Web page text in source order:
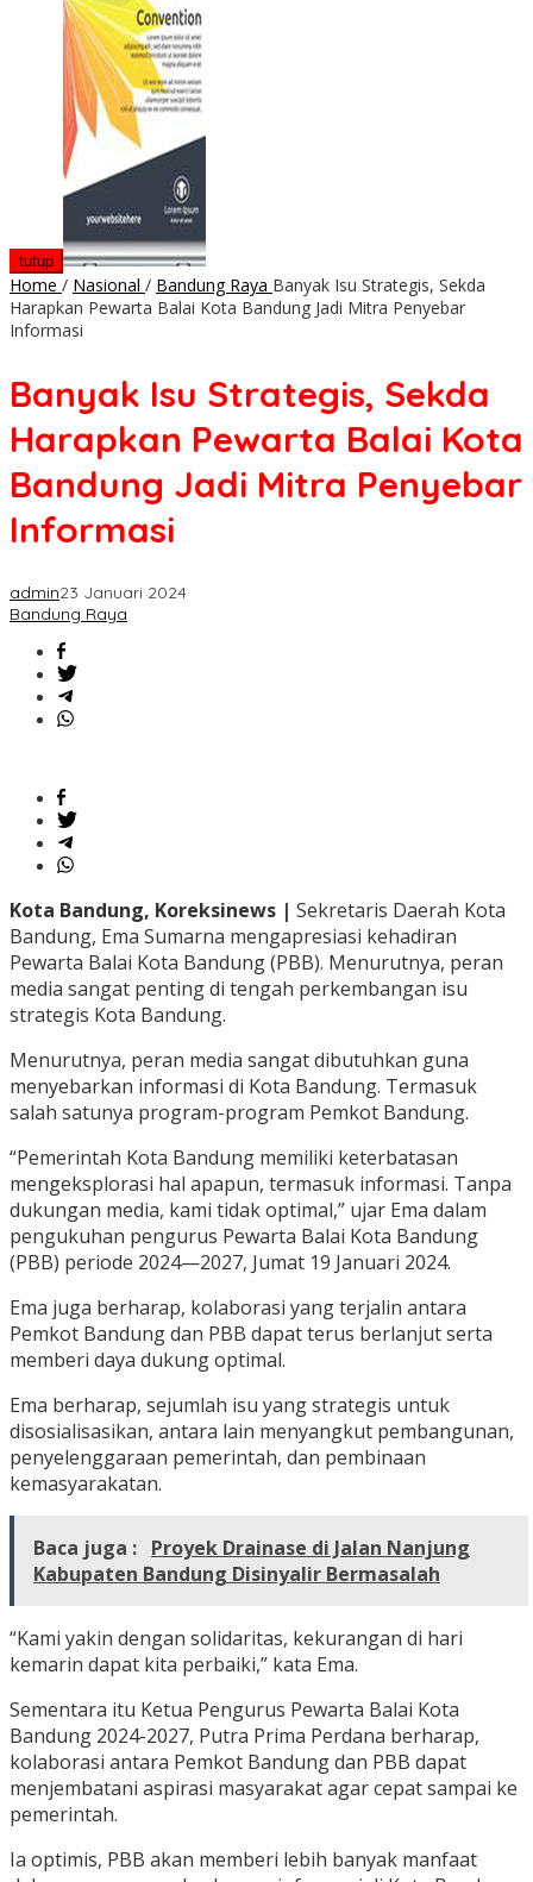
tutup
Home / Nasional / Bandung Raya Banyak Isu Strategis, Sekda
Harapkan Pewarta Balai Kota Bandung Jadi Mitra Penyebar
Informasi
Banyak Isu Strategis, Sekda
Harapkan Pewarta Balai Kota
Bandung Jadi Mitra Penyebar
Informasi
admin23 Januari 2024
Bandung Raya
Kota Bandung, Koreksinews | Sekretaris Daerah Kota
Bandung, Ema Sumarna mengapresiasi kehadiran
Pewarta Balai Kota Bandung (PBB). Menurutnya, peran
media sangat penting di tengah perkembangan isu
strategis Kota Bandung.
Menurutnya, peran media sangat dibutuhkan guna
menyebarkan informasi di Kota Bandung. Termasuk
salah satunya program-program Pemkot Bandung.
“Pemerintah Kota Bandung memiliki keterbatasan
mengeksplorasi hal apapun, termasuk informasi. Tanpa
dukungan media, kami tidak optimal,” ujar Ema dalam
pengukuhan pengurus Pewarta Balai Kota Bandung
(PBB) periode 2024—2027, Jumat 19 Januari 2024.
Ema juga berharap, kolaborasi yang terjalin antara
Pemkot Bandung dan PBB dapat terus berlanjut serta
memberi daya dukung optimal.
Ema berharap, sejumlah isu yang strategis untuk
disosialisasikan, antara lain menyangkut pembangunan,
penyelenggaraan pemerintah, dan pembinaan
kemasyarakatan.
Baca juga : Proyek Drainase di Jalan Nanjung
Kabupaten Bandung Disinyalir Bermasalah
“Kami yakin dengan solidaritas, kekurangan di hari
kemarin dapat kita perbaiki,” kata Ema.
Sementara itu Ketua Pengurus Pewarta Balai Kota
Bandung 2024-2027, Putra Prima Perdana berharap,
kolaborasi antara Pemkot Bandung dan PBB dapat
menjembatani aspirasi masyarakat agar cepat sampai ke
pemerintah.
Ia optimis, PBB akan memberi lebih banyak manfaat